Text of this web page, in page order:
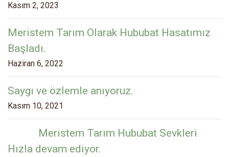
Kasım 2, 2023
Meristem Tarım Olarak Hububat Hasatımız
Başladı.
Haziran 6, 2022
Saygı ve özlemle anıyoruz.
Kasım 10, 2021
Meristem Tarım Hububat Sevkleri
Hızla devam ediyor.